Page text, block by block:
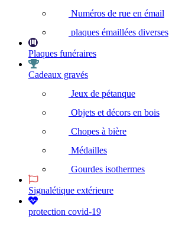
Numéros de rue en émail
plaques émaillées diverses
Plaques funéraires
Cadeaux gravés
Jeux de pétanque
Objets et décors en bois
Chopes à bière
Médailles
Gourdes isothermes
Signalétique extérieure
protection covid-19